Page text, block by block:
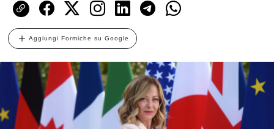
Aggiungi Formiche su Google